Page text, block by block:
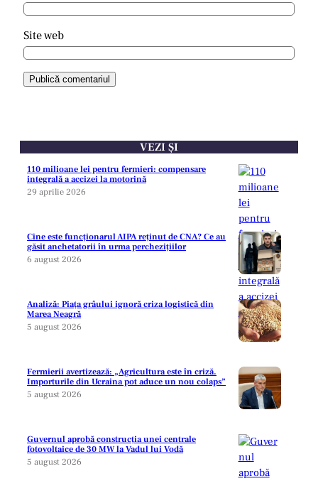
Site web
VEZI ȘI
110 milioane lei pentru fermieri: compensare
integrală a accizei la motorină
29 aprilie 2026
Cine este funcționarul AIPA reținut de CNA? Ce au
găsit anchetatorii în urma perchezițiilor
6 august 2026
Analiză: Piața grâului ignoră criza logistică din
Marea Neagră
5 august 2026
Fermierii avertizează: „Agricultura este în criză.
Importurile din Ucraina pot aduce un nou colaps”
5 august 2026
Guvernul aprobă construcția unei centrale
fotovoltaice de 30 MW la Vadul lui Vodă
5 august 2026